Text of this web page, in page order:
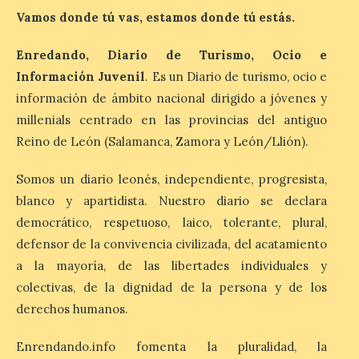
“Mirar un eclipse sin
protección adecuada
irreversibles en la retina”
6 Ago 2026
La retinopatía solar puede
provocar pérdida de
el campo visual y
alteraciones en la
percepción de formas y colores. El
especialista en Oftalmología del Hospital
San Juan de Dios de León, Dr. Mahave
Ruiz, advierte de […]
La décimo séptima
nos llega desde la
Vamos donde tú vas, estamos donde tú estás.
Enredando, Diario de Turismo, Ocio e
Información Juvenil. Es un Diario de turismo, ocio e
información de ámbito nacional dirigido a jóvenes y
millenials centrado en las provincias del antiguo
Reino de León (Salamanca, Zamora y León/Llión).
Somos un diario leonés, independiente, progresista,
blanco y apartidista. Nuestro diario se declara
democrático, respetuoso, laico, tolerante, plural,
defensor de la convivencia civilizada, del acatamiento
a la mayoría, de las libertades individuales y
colectivas, de la dignidad de la persona y de los
derechos humanos.
Enrendando.info fomenta la pluralidad, la